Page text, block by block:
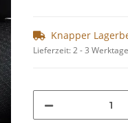
Knapper
Lieferzeit:2 - 3 Werktage